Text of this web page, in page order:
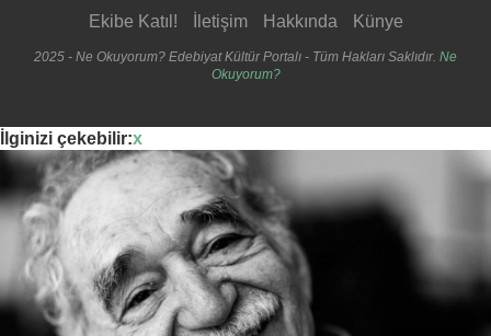
Ekibe Katıl! İletişim Hakkında Künye
2025 - Ne Okuyorum? Edebiyat Kültür Portalı - Tüm Hakları Saklıdır. Ne
Okuyorum?
İlginizi çekebilir:x